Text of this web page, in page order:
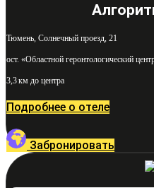
Тюмень, Солнечный проезд, 21
ост. «Областной геронтологический
3,3 км до центра
Подробнее о отеле
Забронировать